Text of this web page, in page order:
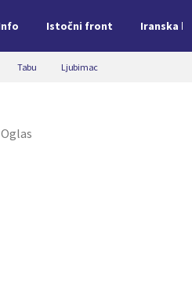
Istočni front Iranska
Tabu Ljubimac